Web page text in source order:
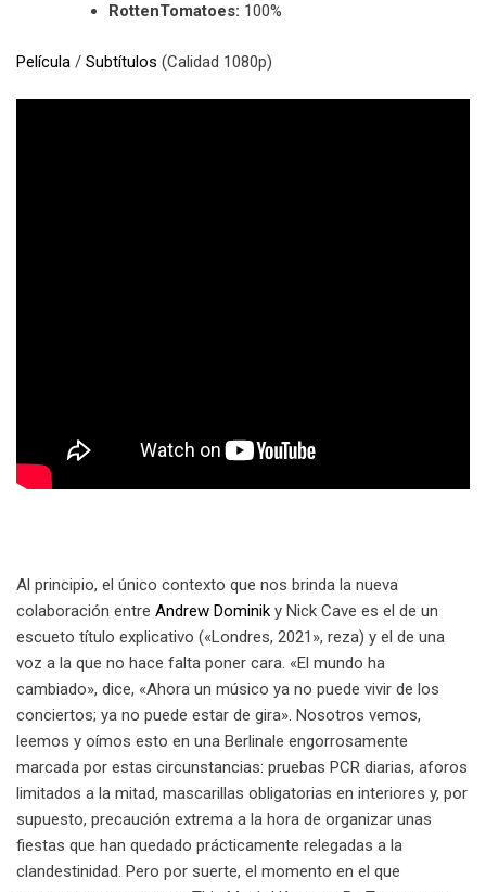
RottenTomatoes: 100%
Película / Subtítulos (Calidad 1080p)
Al principio, el único contexto que nos brinda la nueva
colaboración entre Andrew Dominik y Nick Cave es el de un
escueto título explicativo («Londres, 2021», reza) y el de una
voz a la que no hace falta poner cara. «El mundo ha
cambiado», dice, «Ahora un músico ya no puede vivir de los
conciertos; ya no puede estar de gira». Nosotros vemos,
leemos y oímos esto en una Berlinale engorrosamente
marcada por estas circunstancias: pruebas PCR diarias, aforos
limitados a la mitad, mascarillas obligatorias en interiores y, por
supuesto, precaución extrema a la hora de organizar unas
fiestas que han quedado prácticamente relegadas a la
clandestinidad. Pero por suerte, el momento en el que